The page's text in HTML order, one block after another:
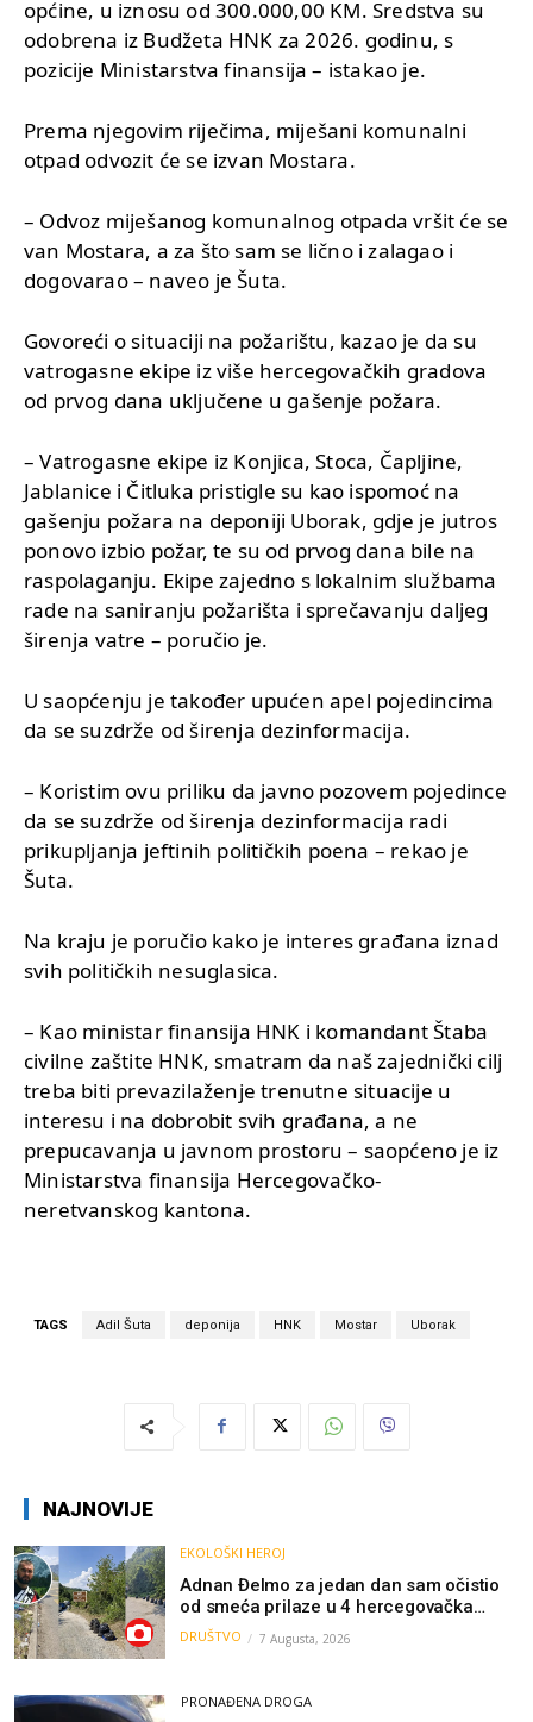
općine, u iznosu od 300.000,00 KM. Sredstva su
odobrena iz Budžeta HNK za 2026. godinu, s
pozicije Ministarstva finansija – istakao je.
Prema njegovim riječima, miješani komunalni
otpad odvozit će se izvan Mostara.
– Odvoz miješanog komunalnog otpada vršit će se
van Mostara, a za što sam se lično i zalagao i
dogovarao – naveo je Šuta.
Govoreći o situaciji na požarištu, kazao je da su
vatrogasne ekipe iz više hercegovačkih gradova
od prvog dana uključene u gašenje požara.
– Vatrogasne ekipe iz Konjica, Stoca, Čapljine,
Jablanice i Čitluka pristigle su kao ispomoć na
gašenju požara na deponiji Uborak, gdje je jutros
ponovo izbio požar, te su od prvog dana bile na
raspolaganju. Ekipe zajedno s lokalnim službama
rade na saniranju požarišta i sprečavanju daljeg
širenja vatre – poručio je.
U saopćenju je također upućen apel pojedincima
da se suzdrže od širenja dezinformacija.
– Koristim ovu priliku da javno pozovem pojedince
da se suzdrže od širenja dezinformacija radi
prikupljanja jeftinih političkih poena – rekao je
Šuta.
Na kraju je poručio kako je interes građana iznad
svih političkih nesuglasica.
– Kao ministar finansija HNK i komandant Štaba
civilne zaštite HNK, smatram da naš zajednički cilj
treba biti prevazilaženje trenutne situacije u
interesu i na dobrobit svih građana, a ne
prepucavanja u javnom prostoru – saopćeno je iz
Ministarstva finansija Hercegovačko-
neretvanskog kantona.
TAGS Adil Šuta deponija HNK Mostar Uborak
NAJNOVIJE
EKOLOŠKI HEROJ
Adnan Đelmo za jedan dan sam očistio
od smeća prilaze u 4 hercegovačka
grada: “Danas nisam čistio samo smeće,
čistio sam sliku o nama”
DRUŠTVO 7 Augusta, 2026
PRONAĐENA DROGA